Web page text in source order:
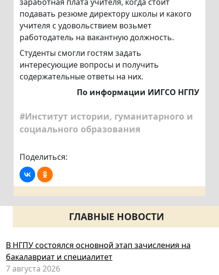
подавать резюме директору школы и какого
учителя с удовольствием возьмет
работодатель на вакантную должность.
Студенты смогли гостям задать
интересующие вопросы и получить
содержательные ответы на них.
По информации ИИГСО НГПУ
#Институт истории, гуманитарного и
социального образования
Поделиться:
ГЛАВНЫЕ НОВОСТИ
В НГПУ состоялся основной этап зачисления на
бакалавриат и специалитет
7 августа 2026